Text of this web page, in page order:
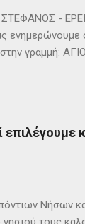
-
γραμμή:
επιλέγουμε
Νήσων